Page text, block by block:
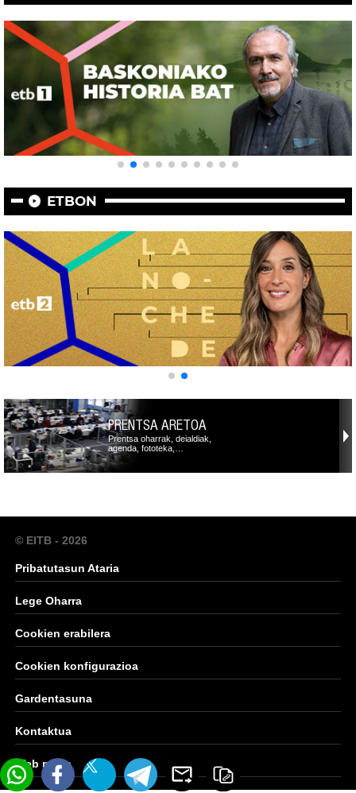
ETBON
PRENTSA ARETOA
Prentsa oharrak, deialdiak,
agenda, fototeka,…
© EITB - 2026
Pribatutasun Ataria
Lege Oharra
Cookien erabilera
Cookien konfigurazioa
Gardentasuna
Kontaktua
Web mapa